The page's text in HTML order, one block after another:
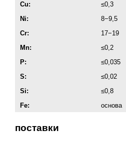
Cu:
≤0,3
Ni:
8−9,5
Cr:
17−19
Mn:
≤0,2
P:
≤0,035
S:
≤0,02
Si:
≤0,8
Fe:
основа
поставки